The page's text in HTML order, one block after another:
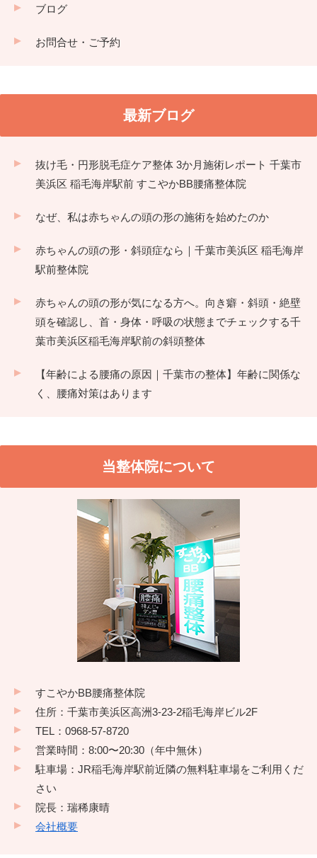
ブログ
お問合せ・ご予約
最新ブログ
抜け毛・円形脱毛症ケア整体 3か月施術レポート 千葉市
美浜区 稲毛海岸駅前 すこやかBB腰痛整体院
なぜ、私は赤ちゃんの頭の形の施術を始めたのか
赤ちゃんの頭の形・斜頭症なら｜千葉市美浜区 稲毛海岸
駅前整体院
赤ちゃんの頭の形が気になる方へ。向き癖・斜頭・絶壁
頭を確認し、首・身体・呼吸の状態までチェックする千
葉市美浜区稲毛海岸駅前の斜頭整体
【年齢による腰痛の原因｜千葉市の整体】年齢に関係な
く、腰痛対策はあります
当整体院について
すこやかBB腰痛整体院
住所：千葉市美浜区高洲3-23-2稲毛海岸ビル2F
TEL：0968-57-8720
営業時間：8:00〜20:30（年中無休）
駐車場：JR稲毛海岸駅前近隣の無料駐車場をご利用くだ
さい
院長：瑞稀康晴
会社概要